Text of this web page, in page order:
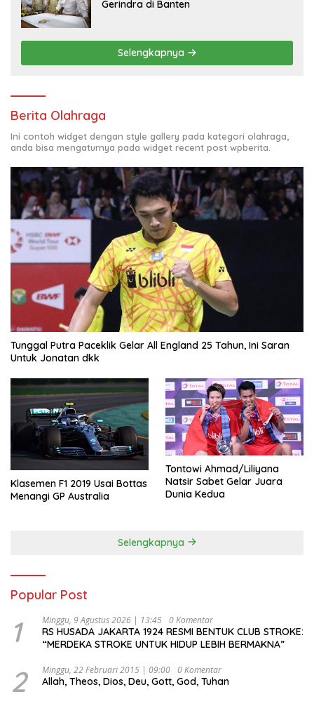
Gerindra di Banten
Selengkapnya
Berita Olahraga
Ini contoh widget dengan style gallery pada kategori olahraga,
anda bisa mengaturnya pada widget recent post wpberita.
Tunggal Putra Paceklik Gelar All England 25 Tahun, Ini Saran
Untuk Jonatan dkk
Klasemen F1 2019 Usai Bottas
Menangi GP Australia
Tontowi Ahmad/Liliyana
Natsir Sabet Gelar Juara
Dunia Kedua
Selengkapnya
Popular Post
1 Minggu, 9 Agustus 2026 | 13:45 0 Komentar
RS HUSADA JAKARTA 1924 RESMI BENTUK CLUB STROKE:
“MERDEKA STROKE UNTUK HIDUP LEBIH BERMAKNA”
2 Minggu, 22 Februari 2015 | 09:00 0 Komentar
Allah, Theos, Dios, Deu, Gott, God, Tuhan